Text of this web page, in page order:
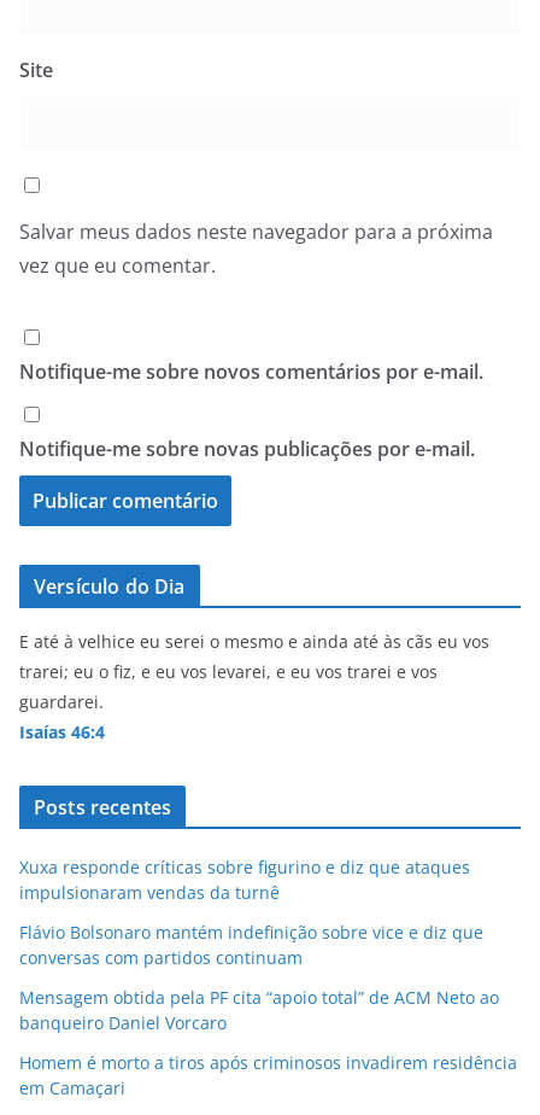
Site
Salvar meus dados neste navegador para a próxima
vez que eu comentar.
Notifique-me sobre novos comentários por e-mail.
Notifique-me sobre novas publicações por e-mail.
Versículo do Dia
E até à velhice eu serei o mesmo e ainda até às cãs eu vos
trarei; eu o fiz, e eu vos levarei, e eu vos trarei e vos
guardarei.
Isaías 46:4
Posts recentes
Xuxa responde críticas sobre figurino e diz que ataques
impulsionaram vendas da turnê
Flávio Bolsonaro mantém indefinição sobre vice e diz que
conversas com partidos continuam
Mensagem obtida pela PF cita “apoio total” de ACM Neto ao
banqueiro Daniel Vorcaro
Homem é morto a tiros após criminosos invadirem residência
em Camaçari